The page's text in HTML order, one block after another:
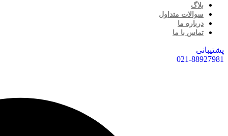
بلاگ
سوالات متداول
درباره ما
تماس با ما
پشتیبانی
021-88927981